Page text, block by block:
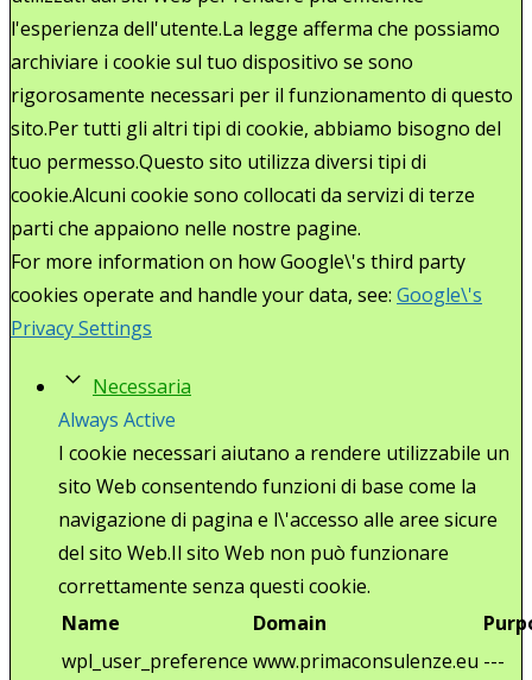
l'esperienza dell'utente.La legge afferma che possiamo
archiviare i cookie sul tuo dispositivo se sono
rigorosamente necessari per il funzionamento di questo
sito.Per tutti gli altri tipi di cookie, abbiamo bisogno del
tuo permesso.Questo sito utilizza diversi tipi di
cookie.Alcuni cookie sono collocati da servizi di terze
parti che appaiono nelle nostre pagine.
For more information on how Google\'s third party
cookies operate and handle your data, see: Google\'s
Privacy Settings
Necessaria
Always Active
I cookie necessari aiutano a rendere utilizzabile un
sito Web consentendo funzioni di base come la
navigazione di pagina e l\'accesso alle aree sicure
del sito Web.Il sito Web non può funzionare
correttamente senza questi cookie.
Name
Domain
wpl_user_preference www.primaconsulenze.eu ---